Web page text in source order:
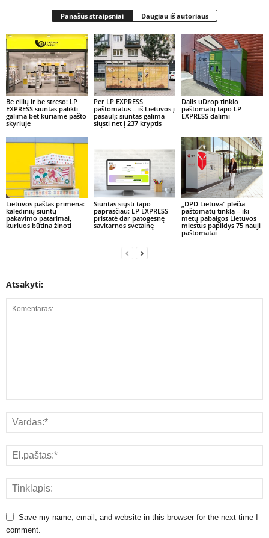
Panašūs straipsniai Daugiau iš autoriaus
Be eilių ir be streso: LP
EXPRESS siuntas palikti
galima bet kuriame pašto
skyriuje
Per LP EXPRESS
paštomatus – iš Lietuvos į
pasaulį: siuntas galima
siųsti net į 237 kryptis
Dalis uDrop tinklo
paštomatų tapo LP
EXPRESS dalimi
Lietuvos paštas primena:
kalėdinių siuntų
pakavimo patarimai,
kuriuos būtina žinoti
Siuntas siųsti tapo
paprasčiau: LP EXPRESS
pristatė dar patogesnę
savitarnos svetainę
„DPD Lietuva“ plečia
paštomatų tinklą – iki
metų pabaigos Lietuvos
miestus papildys 75 nauji
paštomatai
Atsakyti:
Save my name, email, and website in this browser for the next time I
comment.